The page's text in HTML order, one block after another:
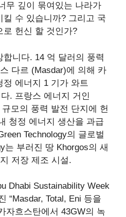
무 깊이 묶여있는 나라가
수 있습니까? 그리고 국
로 헌신 할 것인가?
니다. 14 억 달러의 풍력
다르 (Masdar)에 의해 카
에너지 1 기가 와트
. 프랑스 에너지 거인
모의 풍력 발전 단지에 헌
청정 에너지 생산을 과급
Technology의 글로벌
는 부러진 땅 Khorgos의 새
저장 제조 시설.
Dhabi Sustainability Week
“Masdar, Total, Eni 등을
자흐스탄에서 43GW의 녹